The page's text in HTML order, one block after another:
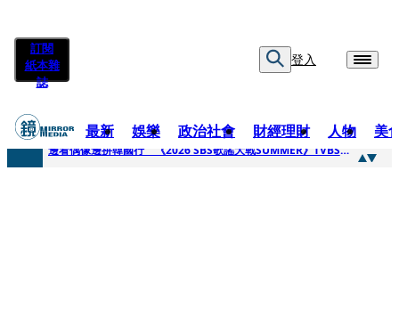
訂閱
紙本雜
誌
登入
最新 娛樂 政治社會 財經理財 人物 美
快訊
邊看偶像邊拚韓國行 《2026 SBS歌謠大戰SUMMER》TVBS直播祭追星福利